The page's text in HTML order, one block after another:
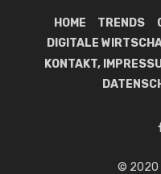
HOME TRENDS
DIGITALE
KONTAKT,
© 2020